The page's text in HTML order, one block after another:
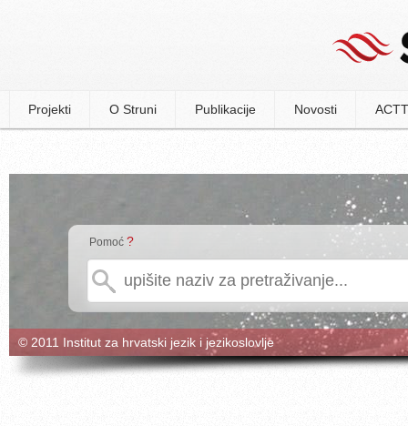
Projekti O Struni Publikacije Novosti
Pomoć ?
© 2011 Institut za hrvatski jezik i jezikoslovlje